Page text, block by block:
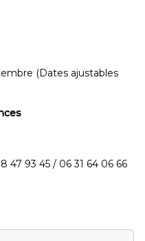
(Dates ajustables
47 93 45 / 06 31 64 06 66